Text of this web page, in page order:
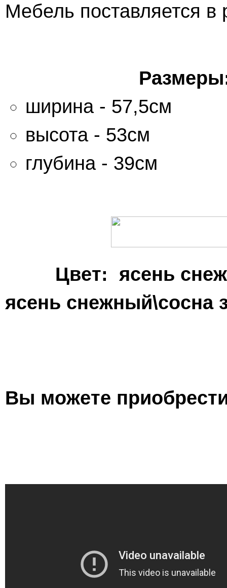
Мебель поставляется в
ширина - 57,5см
высота - 53см
глубина - 39см
Цвет: ясень
ясень снежный\сосна
Вы можете